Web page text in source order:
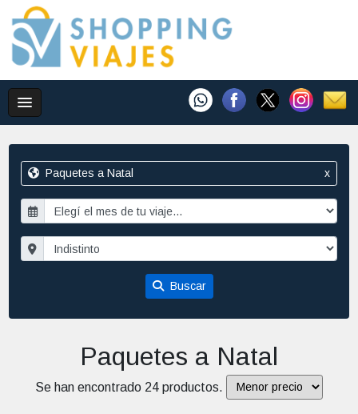
Paquetes a Natal x
Buscar
Paquetes a Natal
Se han encontrado 24 productos.